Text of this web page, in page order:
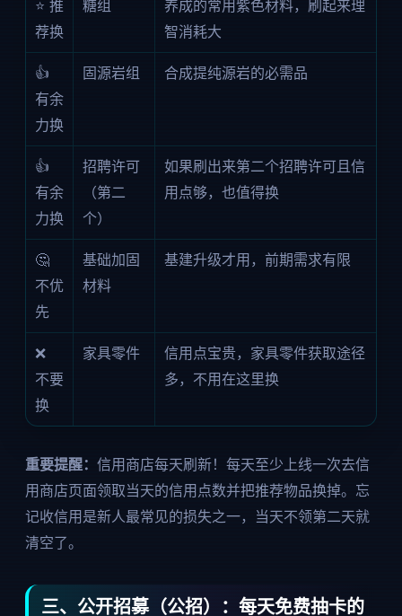
⭐ 推
荐换
糖组
养成的常用紫色材料，刷起来理
智消耗大
👍
有余
力换
固源岩组 合成提纯源岩的必需品
👍
有余
力换
招聘许可
（第二
个）
如果刷出来第二个招聘许可且信
用点够，也值得换
🤔
不优
先
基础加固
材料
基建升级才用，前期需求有限
❌
不要
换
家具零件
信用点宝贵，家具零件获取途径
多，不用在这里换
重要提醒： 信用商店每天刷新！每天至少上线一次去信
用商店页面领取当天的信用点数并把推荐物品换掉。忘
记收信用是新人最常见的损失之一，当天不领第二天就
清空了。
三、公开招募（公招）：每天免费抽卡的